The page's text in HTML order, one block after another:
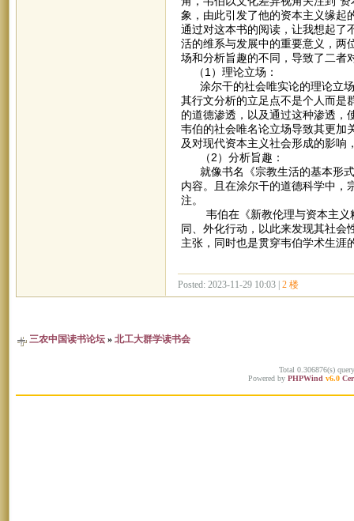
象，由此引发了他的资本主义缘起
通过对这本书的阅读，让我想起了
活的维系与发展中的重要意义，两
场和分析旨趣的不同，导致了二者
（1）理论立场：
涂尔干的社会唯实论的理论立场
其行文分析的立足点不是个人而是
的道德渗透，以及通过这种渗透，
韦伯的社会唯名论立场导致其更加
及对现代资本主义社会形成的影响
（2）分析旨趣：
就像书名《宗教生活的基本形式
内容。且在涂尔干的道德科学中，
注。
韦伯在《新教伦理与资本主义精
同、外化行动，以此来发现其社会
主张，同时也是贯穿韦伯学术生涯
Posted: 2023-11-29 10:03 | 2 楼
三农中国读书论坛 » 北工大群学读书会
Total 0.306876(s)
Powered by PHPWind v6.0